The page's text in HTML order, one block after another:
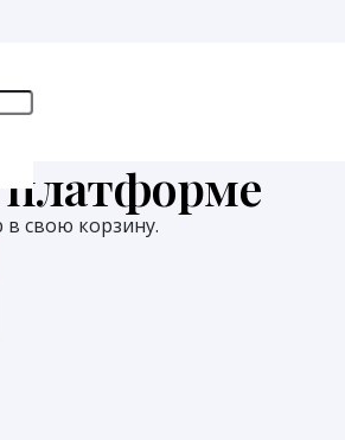
в свою корзину.
на платформе”